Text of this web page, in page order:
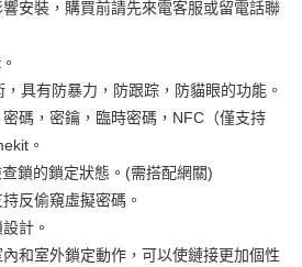
台北富邦商業銀行
華泰商業銀行
遠東國際商業銀行
永豐商業銀行
中國信託商業銀行
彰化商業銀行
台中商業銀行
華泰商業銀行
星展（台灣）商業銀行
中國信託商業銀行
兆豐國際商業銀行
台中商業銀行
遠東國際商業銀行
永豐商業銀行
星展（台灣）商業銀行
安裝，購買前請先來電客服或留電話聯
具有防暴力，防跟踪，防貓眼的功能。
碼，密鑰，臨時密碼，NFC（僅支持
。
鎖的鎖定狀態。(需搭配網關)
反偷窺虛擬密碼。
計。
和室外鎖定動作，可以使鏈接更加個性